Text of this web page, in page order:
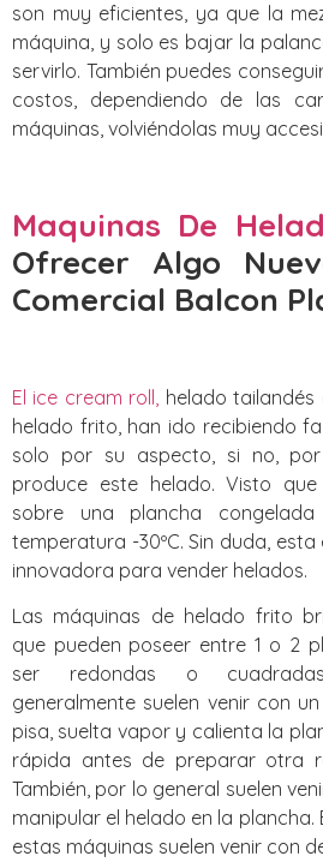
son muy eficientes, ya que la
máquina, y solo es bajar la
servirlo. También puedes
costos, dependiendo de las
máquinas, volviéndolas muy
Maquinas De
Ofrecer Algo
Comercial Balcon
El ice cream roll, helado
helado frito, han ido recibiendo
solo por su aspecto, si no,
produce este helado. Visto
sobre una plancha
temperatura -30ºC. Sin duda,
innovadora para vender helados.
Las máquinas de helado frito
que pueden poseer entre 1 o 2
ser redondas o
generalmente suelen venir con
pisa, suelta vapor y calienta la
rápida antes de preparar otra
También, por lo general suelen
manipular el helado en la plancha.
estas máquinas suelen venir con